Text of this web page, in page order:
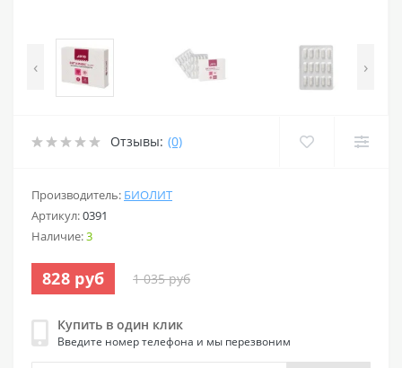
‹ ›
Отзывы: (0)
Производитель: БИОЛИТ
Артикул:0391
Наличие:3
828 руб 1 035 руб
Купить в один клик
Введите номер телефона и мы перезвоним